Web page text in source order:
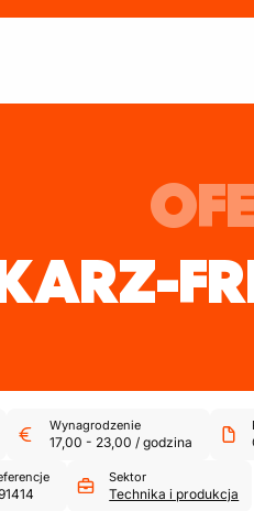
Wynagrodzenie
17,00 - 23,00 / godzina
Sektor
Technika i produkcja